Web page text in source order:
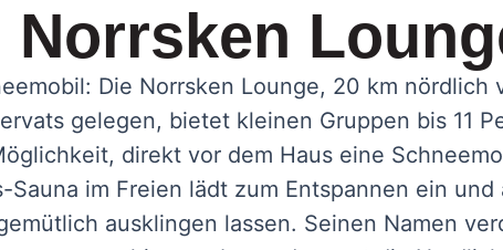
Norrsken
Die Norrsken Lounge, 20 km nördlich
gelegen, bietet kleinen Gruppen bis 11
direkt vor dem Haus eine
Sauna im Freien lädt zum Entspannen ein
ausklingen lassen. Seinen Namen